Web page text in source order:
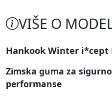
VIŠE O
Hankook Winter i*cept
Zimska guma za
performanse